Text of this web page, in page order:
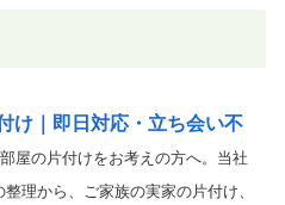
け｜即日対応・立ち会い不
屋の片付けをお考えの方へ。当社
理から、ご家族の実家の片付け、